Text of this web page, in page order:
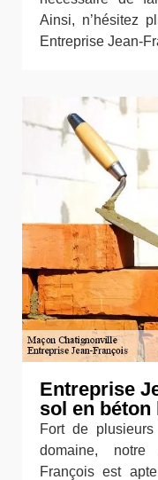
Ainsi, n’hésitez
Entreprise Jean-
Entreprise
sol en béton
Fort de
domaine, notre
François est